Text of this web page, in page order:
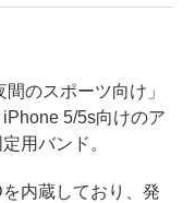
のスポーツ向け」
iPhone 5/5s向けのア
用バンド。
内蔵しており、発